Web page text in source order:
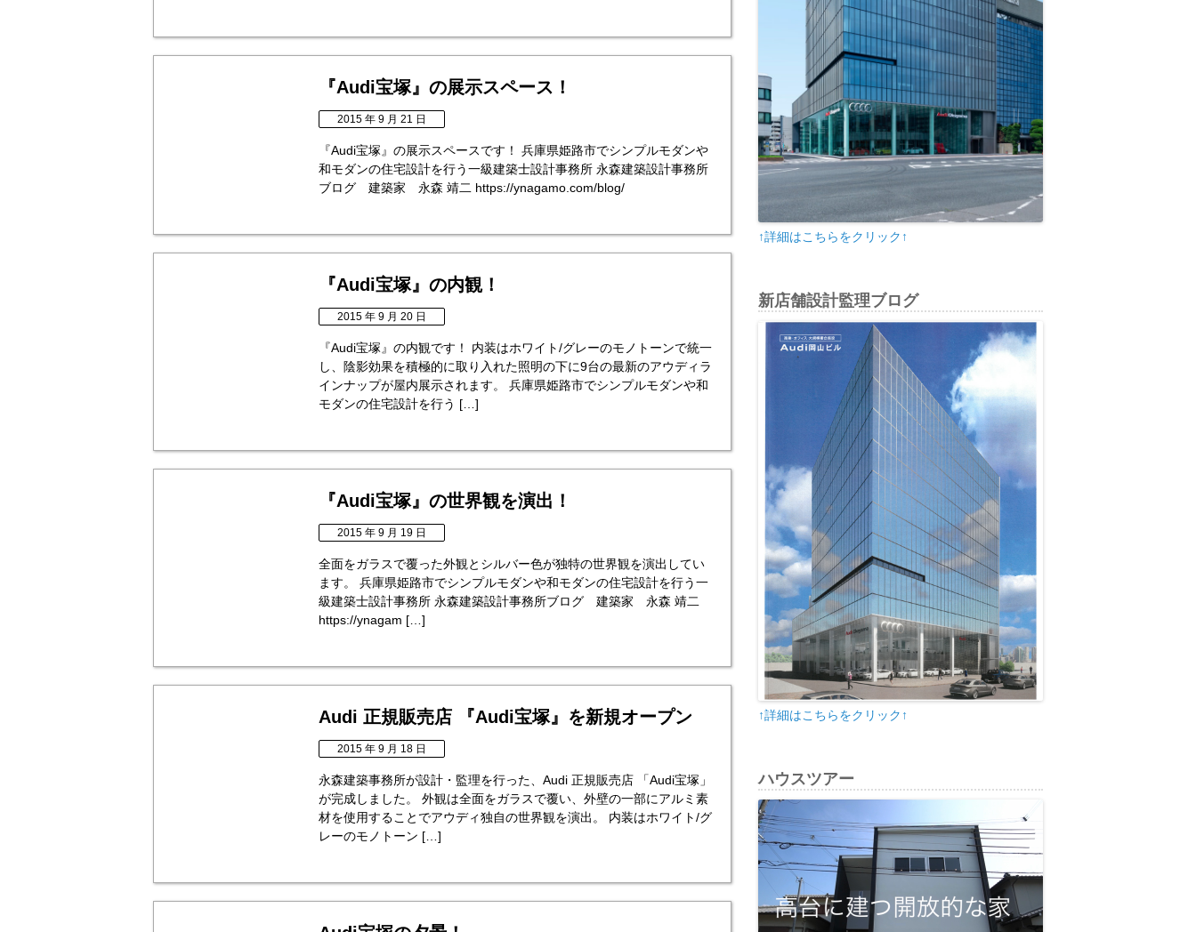
『Audi宝塚』の展示スペース！
2015 年 9 月 21 日
『Audi宝塚』の展示スペースです！ 兵庫県姫路市でシンプルモダンや
和モダンの住宅設計を行う一級建築士設計事務所 永森建築設計事務所
ブログ 建築家 永森 靖二 https://ynagamo.com/blog/
『Audi宝塚』の内観！
2015 年 9 月 20 日
『Audi宝塚』の内観です！ 内装はホワイト/グレーのモノトーンで統一
し、陰影効果を積極的に取り入れた照明の下に9台の最新のアウディラ
インナップが屋内展示されます。 兵庫県姫路市でシンプルモダンや和
モダンの住宅設計を行う […]
『Audi宝塚』の世界観を演出！
2015 年 9 月 19 日
全面をガラスで覆った外観とシルバー色が独特の世界観を演出してい
ます。 兵庫県姫路市でシンプルモダンや和モダンの住宅設計を行う一
級建築士設計事務所 永森建築設計事務所ブログ 建築家 永森 靖二
https://ynagam […]
Audi 正規販売店 『Audi宝塚』を新規オープン
2015 年 9 月 18 日
永森建築事務所が設計・監理を行った、Audi 正規販売店 「Audi宝塚」
が完成しました。 外観は全面をガラスで覆い、外壁の一部にアルミ素
材を使用することでアウディ独自の世界観を演出。 内装はホワイト/グ
レーのモノトーン […]
↑詳細はこちらをクリック↑
新店舗設計監理ブログ
↑詳細はこちらをクリック↑
ハウスツアー